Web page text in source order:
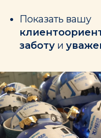
Показать вашу
заботу и